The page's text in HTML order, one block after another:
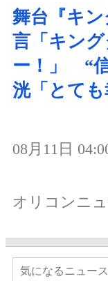
舞台『キ
言「キン
ー！」 “
洸「とても
08月11日
オリコンニ